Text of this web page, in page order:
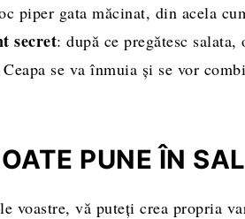
piper gata măcinat, din acela
secret: după ce pregătesc
se va înmuia și se vor
PUNE ÎN
voastre, vă puteți crea propria